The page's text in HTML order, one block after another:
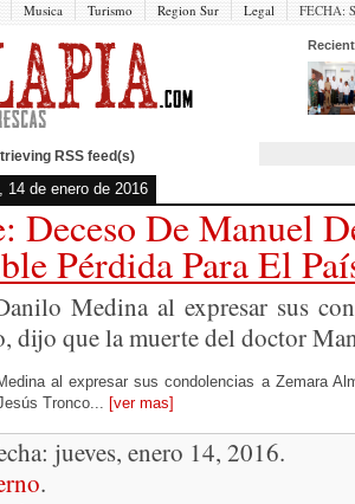
Musica Turismo Region Sur Legal FECHA:
RSS feed(s)
14 de enero de 2016
Deceso De Manuel
Pérdida Para El
Medina al expresar sus
dijo que la muerte del doctor
al expresar sus condolencias a Zemara
Tronco... [ver mas]
jueves, enero 14, 2016.
.